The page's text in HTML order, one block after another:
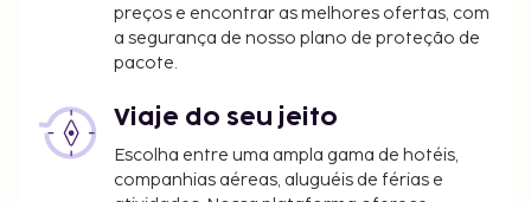
preços e encontrar as melhores ofertas, com
a segurança de nosso plano de proteção de
pacote.
Viaje do seu jeito
Escolha entre uma ampla gama de hotéis,
companhias aéreas, aluguéis de férias e